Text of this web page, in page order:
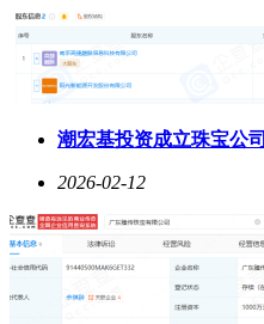
潮宏基投资成立珠宝公司
2026-02-12